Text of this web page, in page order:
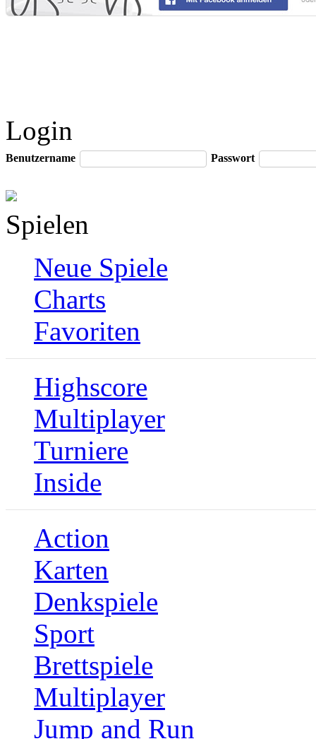
Login
Benutzername Passwort
Spielen
Neue Spiele
Charts
Favoriten
Highscore
Multiplayer
Turniere
Inside
Action
Karten
Denkspiele
Sport
Brettspiele
Multiplayer
Jump and Run